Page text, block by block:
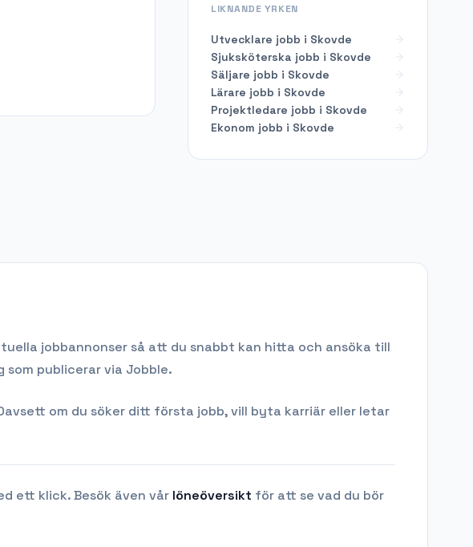
LIKNANDE YRKEN
Utvecklare jobb i Skovde
Sjuksköterska jobb i Skovde
Säljare jobb i Skovde
Lärare jobb i Skovde
Projektledare jobb i Skovde
Ekonom jobb i Skovde
jobbannonser så att du snabbt kan hitta och ansöka till
publicerar via Jobble.
om du söker ditt första jobb, vill byta karriär eller letar
ett klick. Besök även vår löneöversikt för att se vad du bör